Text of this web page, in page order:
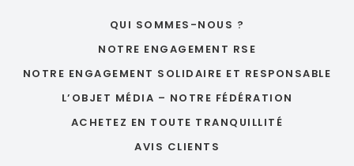
QUI SOMMES-NOUS ?
NOTRE ENGAGEMENT RSE
NOTRE ENGAGEMENT SOLIDAIRE ET RESPONSABLE
L’OBJET MÉDIA – NOTRE FÉDÉRATION
ACHETEZ EN TOUTE TRANQUILLITÉ
AVIS CLIENTS